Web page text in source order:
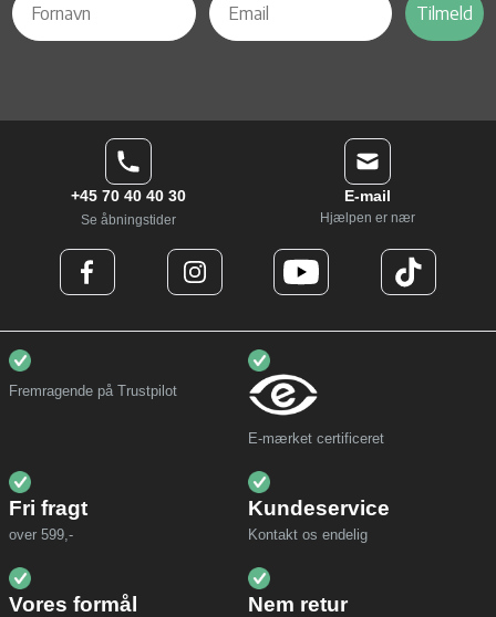
Tilmeld
+45 70 40 40 30
Se åbningstider
E-mail
Hjælpen er nær
Fremragende på Trustpilot
E-mærket certificeret
Fri fragt
over 599,-
Kundeservice
Kontakt os endelig
Vores formål Nem retur